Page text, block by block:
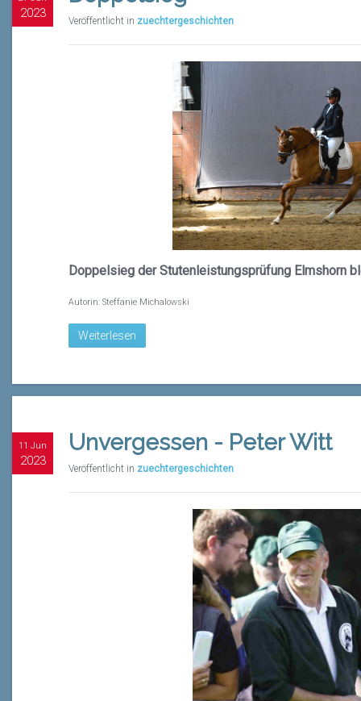
2023
Veröffentlicht in zuechtergeschichten
Doppelsieg der Stutenleistungsprüfung Elmshorn
Autorin: Steffanie Michalowski
Weiterlesen
11 Jun
2023
Unvergessen - Peter Witt
Veröffentlicht in zuechtergeschichten